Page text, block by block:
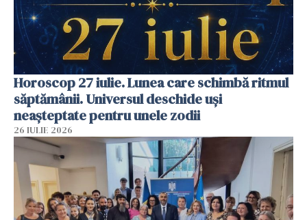
Horoscop 27 iulie. Lunea care schimbă ritmul
săptămânii. Universul deschide uși
neașteptate pentru unele zodii
26 IULIE 2026